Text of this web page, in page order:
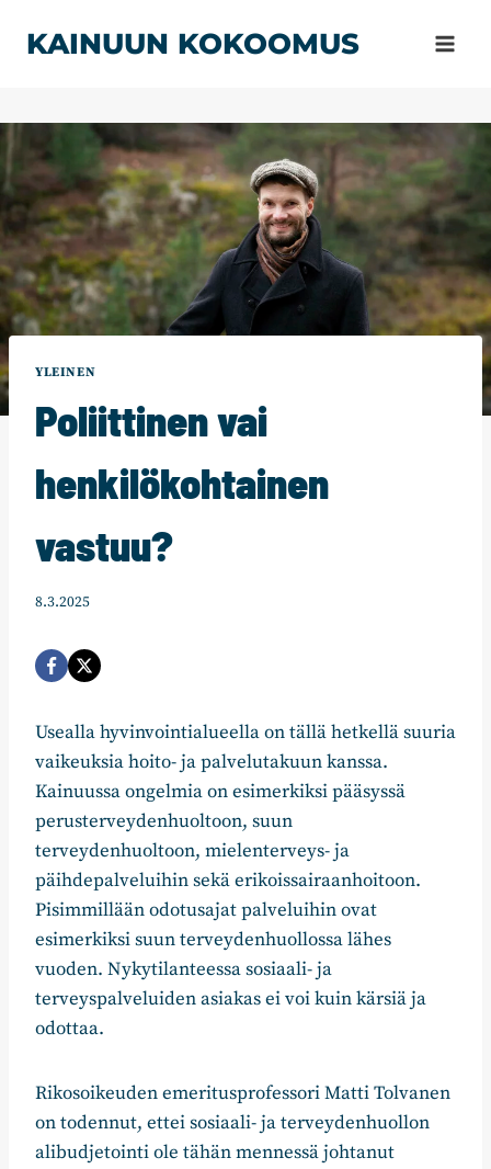
sisältöön
KAINUUN KOKOOMUS
YLEINEN
Poliittinen vai
henkilökohtainen
vastuu?
8.3.2025
Usealla hyvinvointialueella on tällä hetkellä suuria
vaikeuksia hoito- ja palvelutakuun kanssa.
Kainuussa ongelmia on esimerkiksi pääsyssä
perusterveydenhuoltoon, suun
terveydenhuoltoon, mielenterveys- ja
päihdepalveluihin sekä erikoissairaanhoitoon.
Pisimmillään odotusajat palveluihin ovat
esimerkiksi suun terveydenhuollossa lähes
vuoden. Nykytilanteessa sosiaali- ja
terveyspalveluiden asiakas ei voi kuin kärsiä ja
odottaa.
Rikosoikeuden emeritusprofessori Matti Tolvanen
on todennut, ettei sosiaali- ja terveydenhuollon
alibudjetointi ole tähän mennessä johtanut